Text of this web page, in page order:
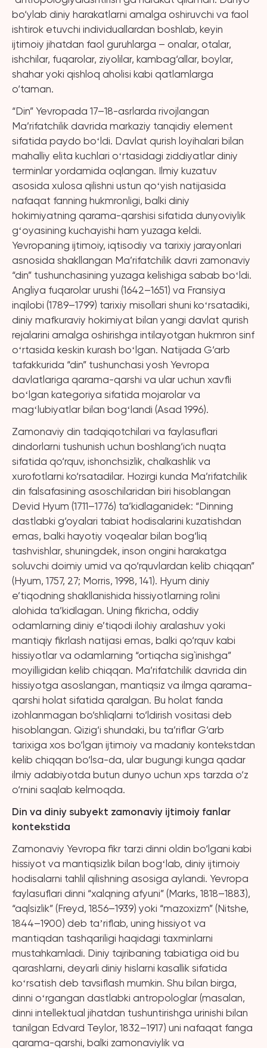
bo‘ylab diniy harakatlarni amalga oshiruvchi va faol
ishtirok etuvchi individuallardan boshlab, keyin
ijtimoiy jihatdan faol guruhlarga – onalar, otalar,
ishchilar, fuqarolar, ziyolilar, kambag‘allar, boylar,
shahar yoki qishloq aholisi kabi qatlamlarga
o‘taman.
“Din” Yevropada 17–18-asrlarda rivojlangan
Ma’rifatchilik davrida markaziy tanqidiy element
sifatida paydo boʻldi. Davlat qurish loyihalari bilan
mahalliy elita kuchlari oʻrtasidagi ziddiyatlar diniy
terminlar yordamida oqlangan. Ilmiy kuzatuv
asosida xulosa qilishni ustun qoʻyish natijasida
nafaqat fanning hukmronligi, balki diniy
hokimiyatning qarama-qarshisi sifatida dunyoviylik
gʻoyasining kuchayishi ham yuzaga keldi.
Yevropaning ijtimoiy, iqtisodiy va tarixiy jarayonlari
asnosida shakllangan Ma’rifatchilik davri zamonaviy
“din” tushunchasining yuzaga kelishiga sabab boʻldi.
Angliya fuqarolar urushi (1642–1651) va Fransiya
inqilobi (1789–1799) tarixiy misollari shuni koʻrsatadiki,
diniy mafkuraviy hokimiyat bilan yangi davlat qurish
rejalarini amalga oshirishga intilayotgan hukmron sinf
oʻrtasida keskin kurash boʻlgan. Natijada G‘arb
tafakkurida “din” tushunchasi yosh Yevropa
davlatlariga qarama-qarshi va ular uchun xavfli
boʻlgan kategoriya sifatida mojarolar va
magʻlubiyatlar bilan bogʻlandi (Asad 1996).
Zamonaviy din tadqiqotchilari va faylasuflari
dindorlarni tushunish uchun boshlang‘ich nuqta
sifatida qo‘rquv, ishonchsizlik, chalkashlik va
xurofotlarni ko‘rsatadilar. Hozirgi kunda Ma’rifatchilik
din falsafasining asoschilaridan biri hisoblangan
Devid Hyum (1711–1776) ta’kidlaganidek: “Dinning
dastlabki g‘oyalari tabiat hodisalarini kuzatishdan
emas, balki hayotiy voqealar bilan bog‘liq
tashvishlar, shuningdek, inson ongini harakatga
soluvchi doimiy umid va qo‘rquvlardan kelib chiqqan”
(Hyum, 1757, 27; Morris, 1998, 141). Hyum diniy
e’tiqodning shakllanishida hissiyotlarning rolini
alohida ta’kidlagan. Uning fikricha, oddiy
odamlarning diniy e’tiqodi ilohiy aralashuv yoki
mantiqiy fikrlash natijasi emas, balki qo‘rquv kabi
hissiyotlar va odamlarning “ortiqcha sig`inishga”
moyilligidan kelib chiqqan. Ma’rifatchilik davrida din
hissiyotga asoslangan, mantiqsiz va ilmga qarama-
qarshi holat sifatida qaralgan. Bu holat fanda
izohlanmagan bo‘shliqlarni to‘ldirish vositasi deb
hisoblangan. Qizig‘i shundaki, bu ta’riflar G‘arb
tarixiga xos bo‘lgan ijtimoiy va madaniy kontekstdan
kelib chiqqan bo‘lsa-da, ular bugungi kunga qadar
ilmiy adabiyotda butun dunyo uchun xps tarzda o‘z
o‘rnini saqlab kelmoqda.
Din va diniy subyekt zamonaviy ijtimoiy fanlar
kontekstida
Zamonaviy Yevropa fikr tarzi dinni oldin bo‘lgani kabi
hissiyot va mantiqsizlik bilan bogʻlab, diniy ijtimoiy
hodisalarni tahlil qilishning asosiga aylandi. Yevropa
faylasuflari dinni “xalqning afyuni” (Marks, 1818–1883),
“aqlsizlik” (Freyd, 1856–1939) yoki “mazoxizm” (Nitshe,
1844–1900) deb taʼriflab, uning hissiyot va
mantiqdan tashqariligi haqidagi taxminlarni
mustahkamladi. Diniy tajribaning tabiatiga oid bu
qarashlarni, deyarli diniy hislarni kasallik sifatida
koʻrsatish deb tavsiflash mumkin. Shu bilan birga,
dinni oʻrgangan dastlabki antropologlar (masalan,
dinni intellektual jihatdan tushuntirishga urinishi bilan
tanilgan Edvard Teylor, 1832–1917) uni nafaqat fanga
qarama-qarshi, balki zamonaviylik va